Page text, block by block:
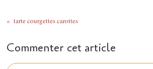
tarte courgettes carottes
Commenter cet article